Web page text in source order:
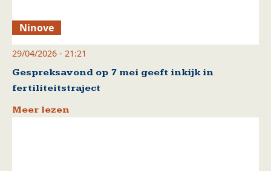
Ninove
29/04/2026 - 21:21
Gespreksavond op 7 mei geeft inkijk in
fertiliteitstraject
Meer lezen